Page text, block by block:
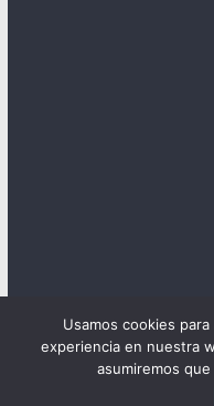
Tema:ColorMagpor
Usamos cookies
experiencia en nuestra
asumiremos